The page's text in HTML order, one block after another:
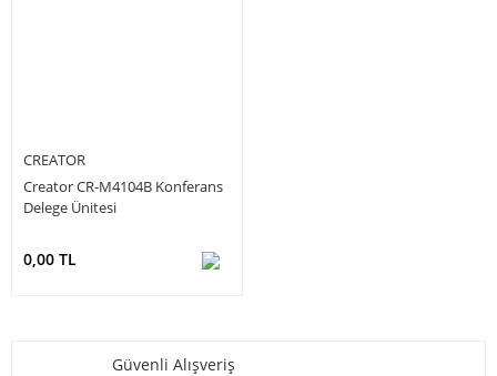
CREATOR
Creator CR-M4104B Konferans
Delege Ünitesi
0,00 TL
Güvenli Alışveriş